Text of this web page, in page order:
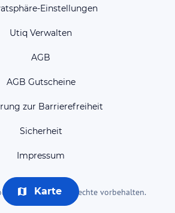
Karte
Einstellungen
Utiq Verwalten
AGB
AGB Gutscheine
zur Barrierefreiheit
Sicherheit
Impressum
AG. Alle Rechte vorbehalten.